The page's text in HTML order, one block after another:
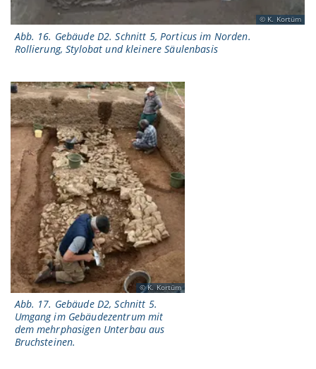
K. Kortüm
Abb. 16. Gebäude D2. Schnitt 5, Porticus im Norden.
Rollierung, Stylobat und kleinere Säulenbasis
K. Kortüm
Abb. 17. Gebäude D2, Schnitt 5.
Umgang im Gebäudezentrum mit
dem mehrphasigen Unterbau aus
Bruchsteinen.